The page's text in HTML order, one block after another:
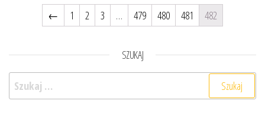
← 1 2 3 … 479 480 481 482
SZUKAJ
Szukaj: